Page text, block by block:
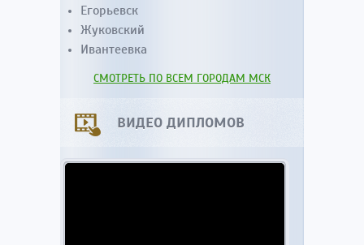
Егорьевск
Жуковский
Ивантеевка
СМОТРЕТЬ ПО ВСЕМ ГОРОДАМ МСК
ВИДЕО ДИПЛОМОВ